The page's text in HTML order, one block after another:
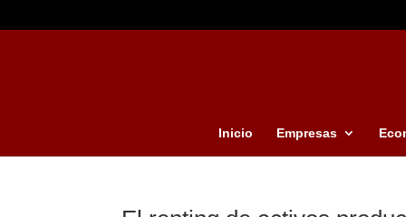
Inicio Empresas